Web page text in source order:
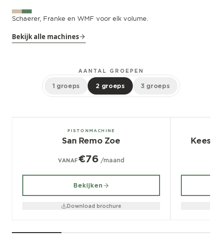
Schaerer, Franke en WMF voor elk volume.
Bekijk alle machines
AANTAL GROEPEN
1 groeps 2 groeps 3 groeps
1, 2, 3 groepsPISTONMACHINE
San Remo Zoe
VANAF€76 /maand
Bekijken
Download brochure
Kees